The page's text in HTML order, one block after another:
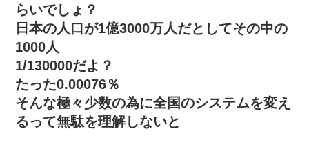
らいでしょ？
日本の人口が1億3000万人だとしてその中の
1000人
1/130000だよ？
たった0.00076％
そんな極々少数の為に全国のシステムを変え
るって無駄を理解しないと